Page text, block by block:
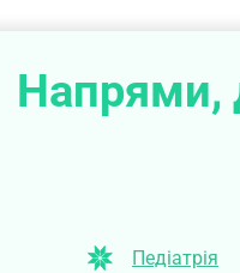
Напрями,
Педіатрія